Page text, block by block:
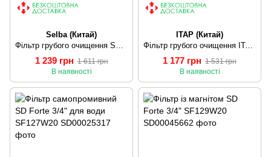
Selba (Китай)
Фільтр грубого очищення SELBA 1 1/2" SL1512
1 239 грн 1 611 грн
В наявності
ITAP (Китай)
Фільтр грубого очищення ITAP 1 1/4" 192
1 177 грн 1 531 грн
В наявності